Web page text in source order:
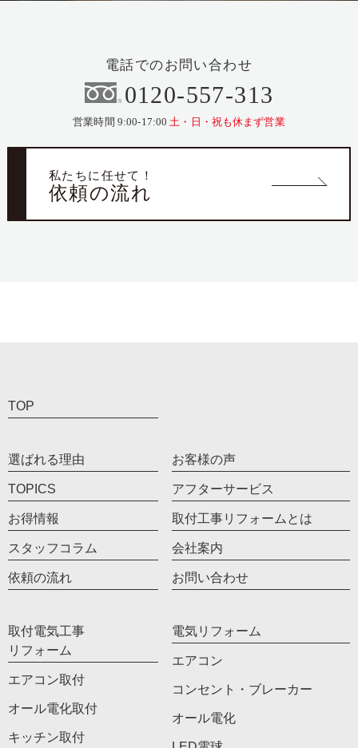
電話でのお問い合わせ
0120-557-313
営業時間 9:00-17:00土・日・祝も休まず営業
私たちに任せて！
依頼の流れ
TOP
選ばれる理由
TOPICS
お得情報
スタッフコラム
依頼の流れ
お客様の声
アフターサービス
取付工事リフォームとは
会社案内
お問い合わせ
取付電気工事
リフォーム
エアコン取付
オール電化取付
キッチン取付
電気リフォーム
エアコン
コンセント・ブレーカー
オール電化